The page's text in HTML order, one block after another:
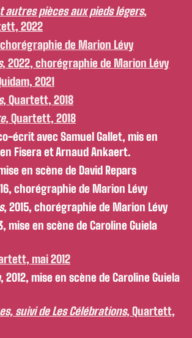
autres pièces aux pieds légers,
2022
de Marion Lévy
, 2022, chorégraphie de Marion Lévy
2021
, Quartett, 2018
, Quartett, 2018
écrit avec Samuel Gallet, mis en
Fisera et Arnaud Ankaert.
en scène de David Repars
chorégraphie de Marion Lévy
, 2015, chorégraphie de Marion Lévy
mise en scène de Caroline Guiela
mai 2012
, 2012, mise en scène de Caroline Guiela
suivi de Les Célébrations, Quartett,